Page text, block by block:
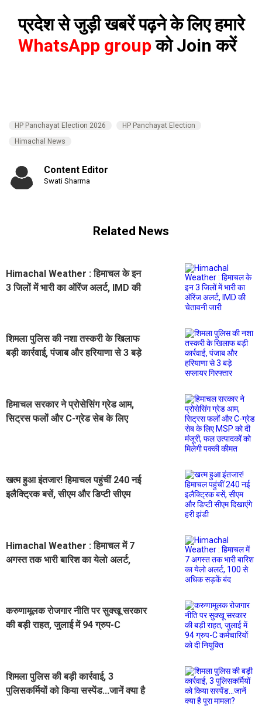
प्रदेश से जुड़ी खबरें पढ़ने के लिए हमारे
WhatsApp groupको Join करें
HP Panchayat Election 2026
HP Panchayat Election
Himachal News
Content Editor
Swati Sharma
Related News
Himachal Weather : हिमाचल के इन
3 जिलों में भारी का ऑरेंज अलर्ट, IMD की
शिमला पुलिस की नशा तस्करी के खिलाफ
बड़ी कार्रवाई, पंजाब और हरियाणा से 3 बड़े
हिमाचल सरकार ने प्रोसेसिंग ग्रेड आम,
सिट्रस फलों और C-ग्रेड सेब के लिए
खत्म हुआ इंतजार! हिमाचल पहुंचीं 240 नई
इलैक्ट्रिक बसें, सीएम और डिप्टी सीएम
Himachal Weather : हिमाचल में 7
अगस्त तक भारी बारिश का येलो अलर्ट,
करुणामूलक रोजगार नीति पर सुक्खू सरकार
की बड़ी राहत, जुलाई में 94 ग्रुप-C
शिमला पुलिस की बड़ी कार्रवाई, 3
पुलिसकर्मियों को किया सस्पेंड...जानें क्या है